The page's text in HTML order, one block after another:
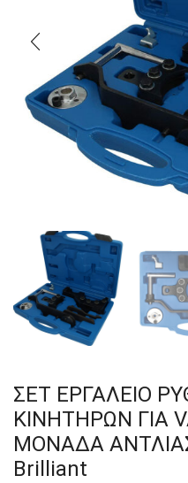
ΣΕΤ ΕΡΓΑΛΕΙΟ
ΚΙΝΗΤΗΡΩΝ ΓΙΑ
ΜΟΝΑΔΑ
Brilliant